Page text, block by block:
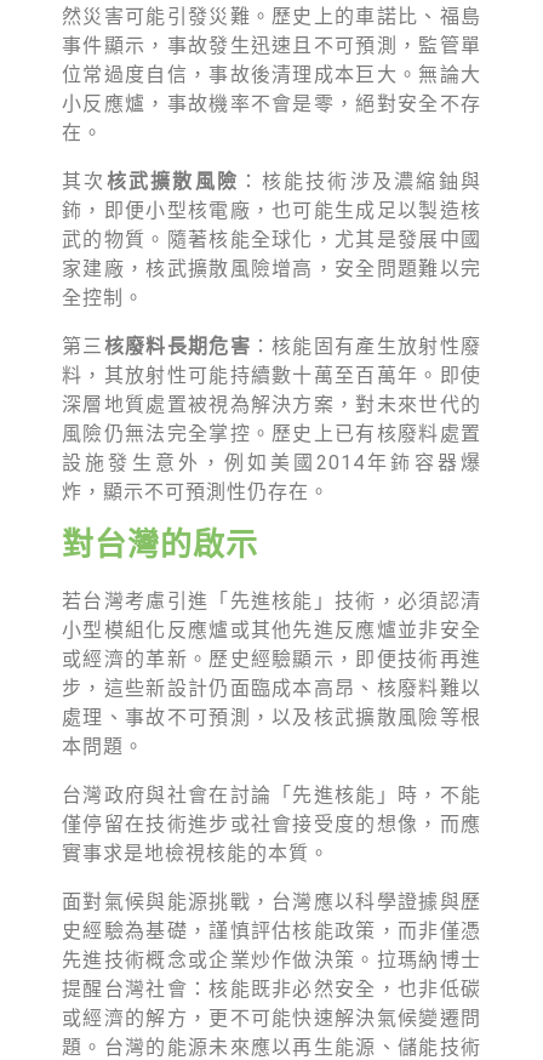
然災害可能引發災難。歷史上的車諾比、福島
事件顯示，事故發生迅速且不可預測，監管單
位常過度自信，事故後清理成本巨大。無論大
小反應爐，事故機率不會是零，絕對安全不存
在。
其次 核武擴散風險 ：核能技術涉及濃縮鈾與
鈽，即便小型核電廠，也可能生成足以製造核
武的物質。隨著核能全球化，尤其是發展中國
家建廠，核武擴散風險增高，安全問題難以完
全控制。
第三核廢料長期危害 ：核能固有產生放射性廢
料，其放射性可能持續數十萬至百萬年。即使
深層地質處置被視為解決方案，對未來世代的
風險仍無法完全掌控。歷史上已有核廢料處置
設施發生意外，例如美國2014年鈽容器爆
炸，顯示不可預測性仍存在。
對台灣的啟示
若台灣考慮引進「先進核能」技術，必須認清
小型模組化反應爐或其他先進反應爐並非安全
或經濟的革新。歷史經驗顯示，即便技術再進
步，這些新設計仍面臨成本高昂、核廢料難以
處理、事故不可預測，以及核武擴散風險等根
本問題。
台灣政府與社會在討論「先進核能」時，不能
僅停留在技術進步或社會接受度的想像，而應
實事求是地檢視核能的本質。
面對氣候與能源挑戰，台灣應以科學證據與歷
史經驗為基礎，謹慎評估核能政策，而非僅憑
先進技術概念或企業炒作做決策。拉瑪納博士
提醒台灣社會：核能既非必然安全，也非低碳
或經濟的解方，更不可能快速解決氣候變遷問
題。台灣的能源未來應以再生能源、儲能技術